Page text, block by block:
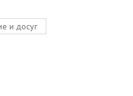
и досуг